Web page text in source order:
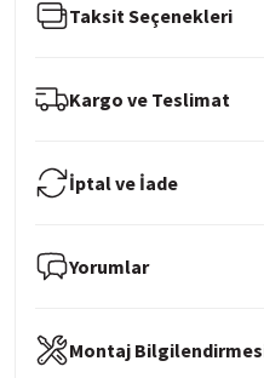
Taksit Seçenekleri
Kargo ve Teslimat
İptal ve İade
Yorumlar
Montaj